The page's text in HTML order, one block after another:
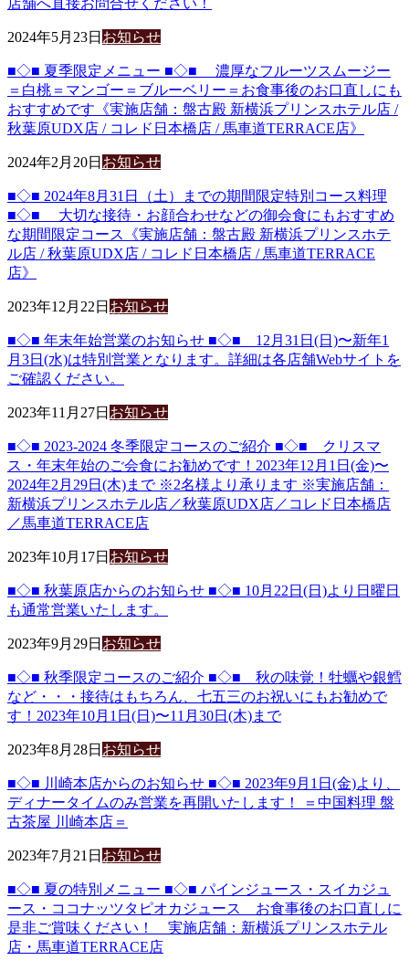
2024年5月23日 お知らせ
■◇■ 夏季限定メニュー ■◇■ 濃厚なフルーツスムージー
＝白桃＝マンゴー＝ブルーベリー＝お食事後のお口直しにも
おすすめです《実施店舗：盤古殿 新横浜プリンスホテル店 /
秋葉原UDX店 / コレド日本橋店 / 馬車道TERRACE店》
2024年2月20日 お知らせ
■◇■ 2024年8月31日（土）までの期間限定特別コース料理
■◇■ 大切な接待・お顔合わせなどの御会食にもおすすめ
な期間限定コース《実施店舗：盤古殿 新横浜プリンスホテ
ル店 / 秋葉原UDX店 / コレド日本橋店 / 馬車道TERRACE
店》
2023年12月22日 お知らせ
■◇■ 年末年始営業のお知らせ ■◇■ 12月31日(日)〜新年1
月3日(水)は特別営業となります。詳細は各店舗Webサイトを
ご確認ください。
2023年11月27日 お知らせ
■◇■ 2023-2024 冬季限定コースのご紹介 ■◇■ クリスマ
ス・年末年始のご会食にお勧めです！2023年12月1日(金)〜
2024年2月29日(木)まで ※2名様より承ります ※実施店舗：
新横浜プリンスホテル店／秋葉原UDX店／コレド日本橋店
／馬車道TERRACE店
2023年10月17日 お知らせ
■◇■ 秋葉原店からのお知らせ ■◇■ 10月22日(日)より日曜日
も通常営業いたします。
2023年9月29日 お知らせ
■◇■ 秋季限定コースのご紹介 ■◇■ 秋の味覚！牡蠣や銀鱈
など・・・接待はもちろん、七五三のお祝いにもお勧めで
す！2023年10月1日(日)〜11月30日(木)まで
2023年8月28日 お知らせ
■◇■ 川崎本店からのお知らせ ■◇■ 2023年9月1日(金)より、
ディナータイムのみ営業を再開いたします！ ＝中国料理 盤
古茶屋 川崎本店＝
2023年7月21日 お知らせ
■◇■ 夏の特別メニュー ■◇■ パインジュース・スイカジュ
ース・ココナッツタピオカジュース お食事後のお口直しに
是非ご賞味ください！ 実施店舗：新横浜プリンスホテル
店・馬車道TERRACE店